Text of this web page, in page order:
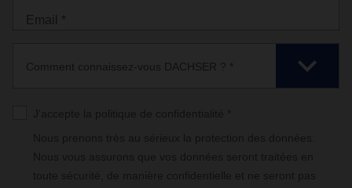
Email *
Comment connaissez-vous DACHSER ? *